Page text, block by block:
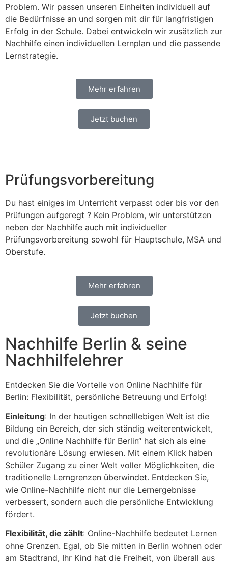
Problem. Wir passen unseren Einheiten individuell auf
die Bedürfnisse an und sorgen mit dir für langfristigen
Erfolg in der Schule. Dabei entwickeln wir zusätzlich zur
Nachhilfe einen individuellen Lernplan und die passende
Lernstrategie.
Mehr erfahren
Jetzt buchen
Prüfungsvorbereitung
Du hast einiges im Unterricht verpasst oder bis vor den
Prüfungen aufgeregt ? Kein Problem, wir unterstützen
neben der Nachhilfe auch mit individueller
Prüfungsvorbereitung sowohl für Hauptschule, MSA und
Oberstufe.
Mehr erfahren
Jetzt buchen
Nachhilfe Berlin & seine
Nachhilfelehrer
Entdecken Sie die Vorteile von Online Nachhilfe für
Berlin: Flexibilität, persönliche Betreuung und Erfolg!
Einleitung: In der heutigen schnelllebigen Welt ist die
Bildung ein Bereich, der sich ständig weiterentwickelt,
und die „Online Nachhilfe für Berlin“ hat sich als eine
revolutionäre Lösung erwiesen. Mit einem Klick haben
Schüler Zugang zu einer Welt voller Möglichkeiten, die
traditionelle Lerngrenzen überwindet. Entdecken Sie,
wie Online-Nachhilfe nicht nur die Lernergebnisse
verbessert, sondern auch die persönliche Entwicklung
fördert.
Flexibilität, die zählt: Online-Nachhilfe bedeutet Lernen
ohne Grenzen. Egal, ob Sie mitten in Berlin wohnen oder
am Stadtrand, Ihr Kind hat die Freiheit, von überall aus